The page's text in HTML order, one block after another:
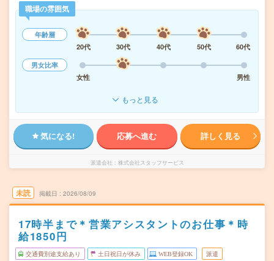
職場の雰囲気
年齢層
20代
30代 40代 50代
60代
男女比率
女性
男性
もっと見る
気になる! 応募へ進む 詳しく見る
派遣会社 株式会社スタッフサービス
未読 掲載日 2026/08/09
17時半まで＊営業アシスタントのお仕事＊時
給1850円
交通費別途支給あり 土日祝日が休み WEB登録OK 派遣